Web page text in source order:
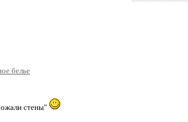
стены"